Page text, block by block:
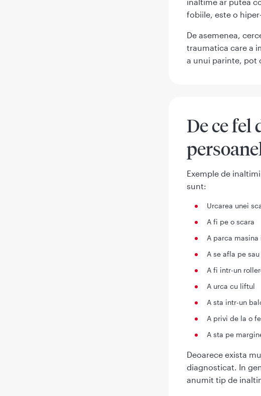
fobiile, este o
De asemenea,
traumatica care a
a unui parinte, pot
De ce fel
Exemple de
sunt:
Urcarea unei
A fi pe o scara
A parca
A se afla pe
A fi intr-un
A urca cu liftul
A sta intr-un
A privi de la o
A sta pe
Deoarece exista
diagnosticat. In
anumit tip de